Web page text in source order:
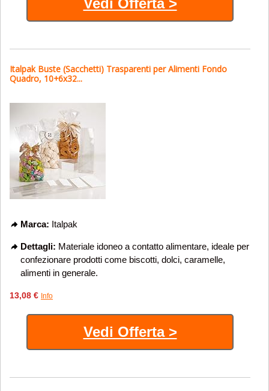
Vedi Offerta >
Italpak Buste (Sacchetti) Trasparenti per Alimenti Fondo
Quadro, 10+6x32...
Marca: Italpak
Dettagli: Materiale idoneo a contatto alimentare, ideale per
confezionare prodotti come biscotti, dolci, caramelle,
alimenti in generale.
13,08 € Info
Vedi Offerta >